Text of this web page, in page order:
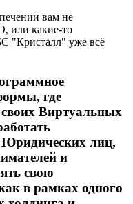
вам не
или какие-то
"Кристалл" уже всё
где
своих Виртуальных
Юридических лиц,
и
свою
в рамках одного